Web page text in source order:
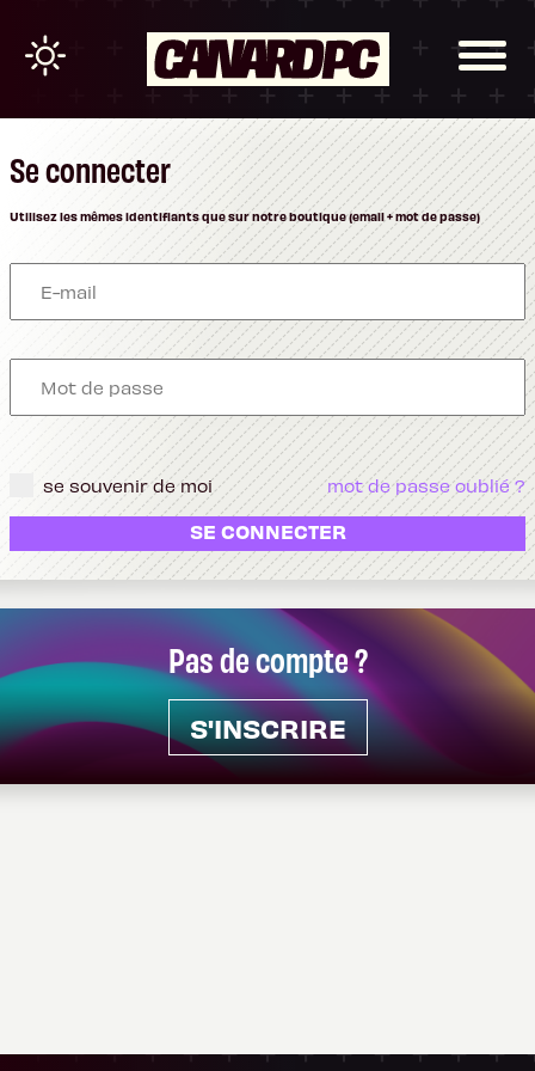
Pas de compte ?
S'INSCRIRE
Se connecter
Utilisez les mêmes identifiants que sur notre boutique (email + mot de passe)
se souvenir de moi mot de passe oublié ?
SE CONNECTER